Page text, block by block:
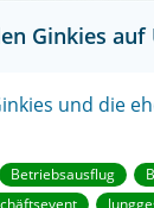
Ginkies auf
und die
Betriebsausflug